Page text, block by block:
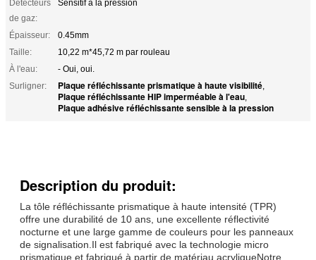
Détecteurs
de gaz:
Sensitif à la pression
Épaisseur:
0.45mm
Taille:
10,22 m*45,72 m par rouleau
À l'eau:
- Oui, oui.
Surligner:
Plaque réfléchissante prismatique à haute visibilité,
Plaque réfléchissante HIP imperméable à l'eau,
Plaque adhésive réfléchissante sensible à la pression
Description du produit:
La tôle réfléchissante prismatique à haute intensité (TPR)
offre une durabilité de 10 ans, une excellente réflectivité
nocturne et une large gamme de couleurs pour les panneaux
de signalisation.Il est fabriqué avec la technologie micro
prismatique et fabriqué à partir de matériau acryliqueNotre